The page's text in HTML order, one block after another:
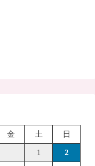
金 土 日
1 2